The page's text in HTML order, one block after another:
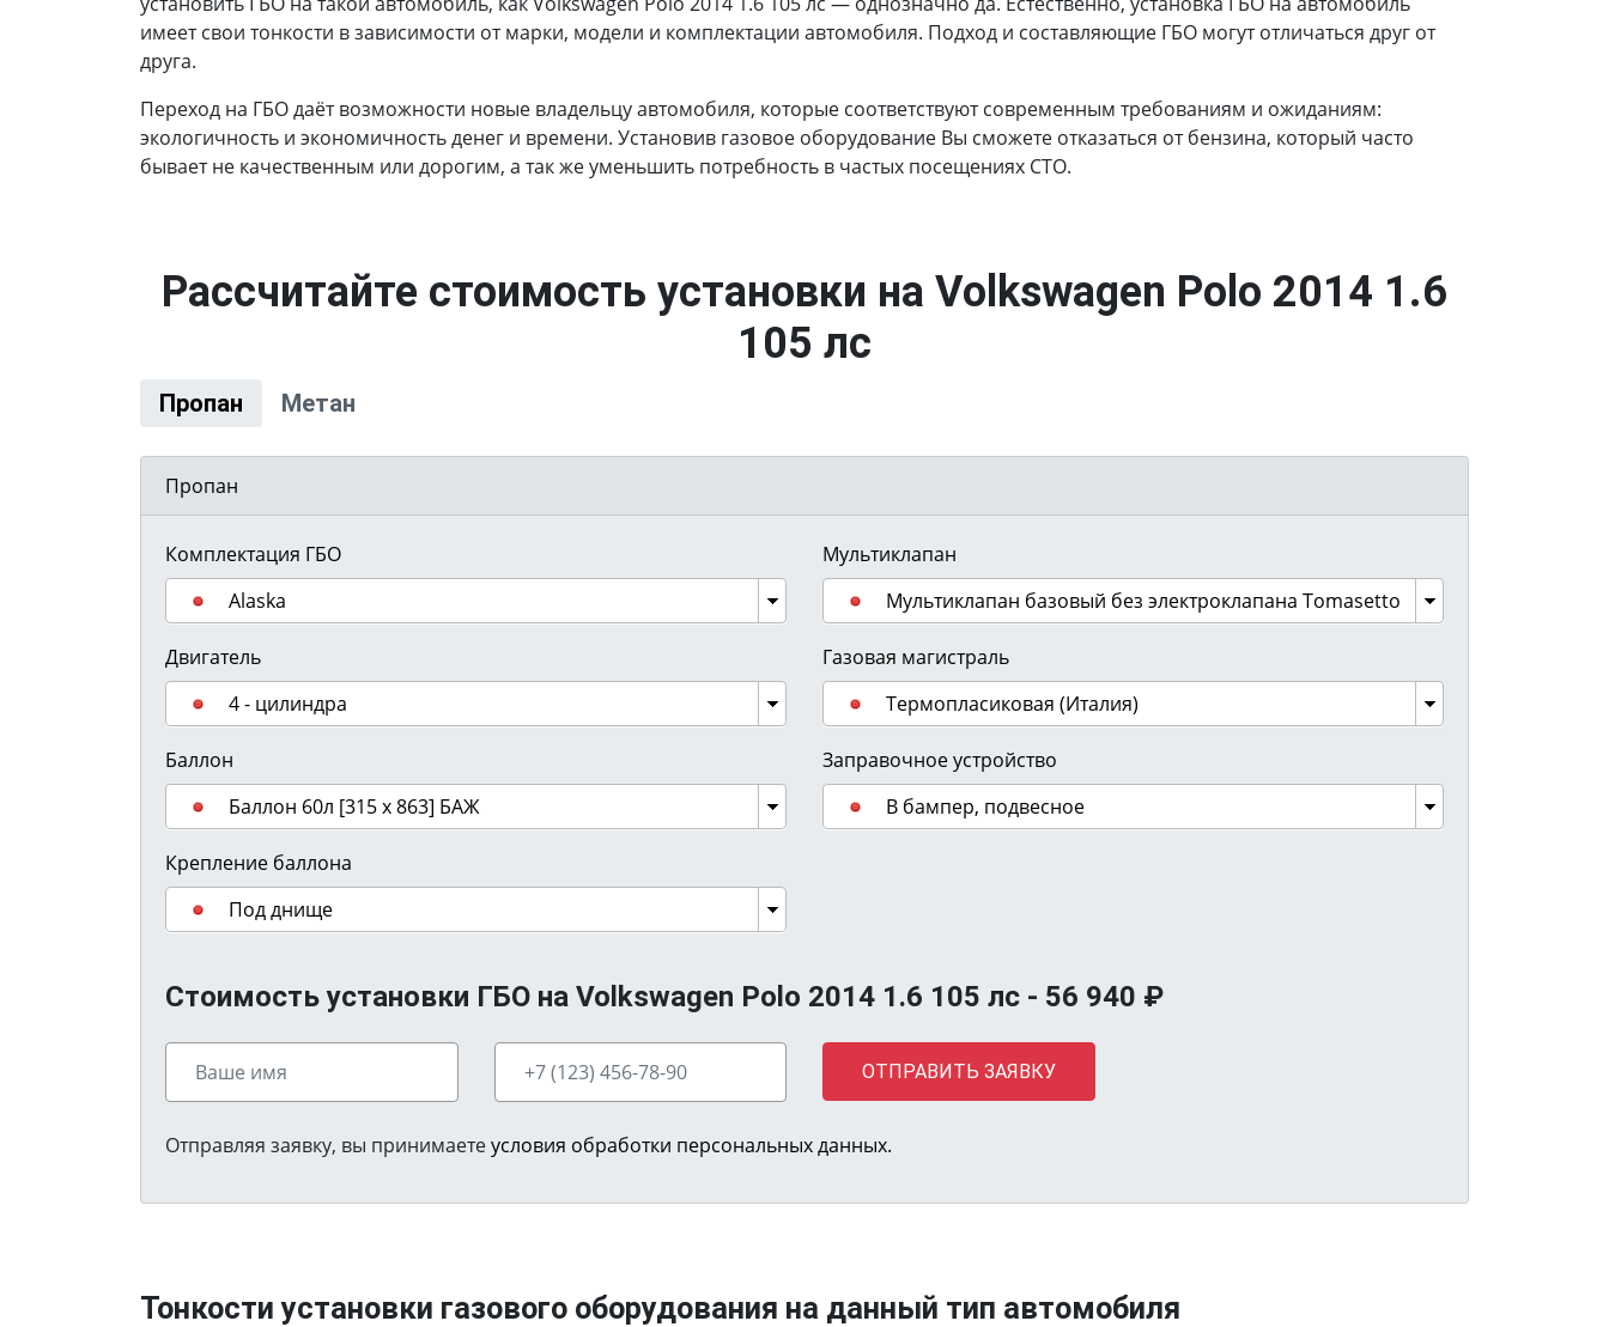
имеет свои тонкости в зависимости от марки, модели и комплектации автомобиля. Подход и составляющие ГБО могут отличаться друг от
друга.
Переход на ГБО даёт возможности новые владельцу автомобиля, которые соответствуют современным требованиям и ожиданиям:
экологичность и экономичность денег и времени. Установив газовое оборудование Вы сможете отказаться от бензина, который часто
бывает не качественным или дорогим, а так же уменьшить потребность в частых посещениях СТО.
Рассчитайте стоимость установки на Volkswagen Polo 2014 1.6
105 лс
Пропан Метан
Пропан
Комплектация ГБО
Alaska
Двигатель
4 - цилиндра
Баллон
Баллон 60л [315 х 863] БАЖ
Крепление баллона
Под днище
Мультиклапан
Мультиклапан базовый без электроклапана Tomasetto
Газовая магистраль
Термопласиковая (Италия)
Заправочное устройство
В бампер, подвесное
Стоимость установки ГБО на Volkswagen Polo 2014 1.6 105 лс - 56 940 ₽
ОТПРАВИТЬ ЗАЯВКУ
Отправляя заявку, вы принимаетеусловия обработки персональных данных.
Тонкости установки газового оборудования на данный тип автомобиля